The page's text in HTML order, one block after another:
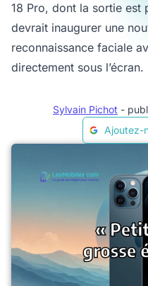
18 Pro, dont la sortie est
devrait inaugurer une
reconnaissance faciale
directement sous l’écran.
Sylvain Pichot -
Ajoutez-